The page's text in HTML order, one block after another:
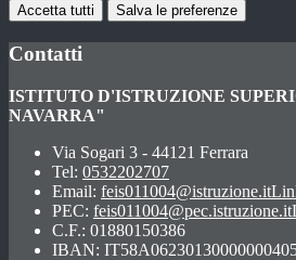
Accetta tutti Salva le preferenze
Contatti
ISTITUTO D'ISTRUZIONE
NAVARRA"
Via Sogari 3 - 44121 Ferrara
Tel: 0532202707
Email: feis011004@istruzione.it
PEC: feis011004@pec.istruzione.it
C.F.: 01880150386
IBAN: